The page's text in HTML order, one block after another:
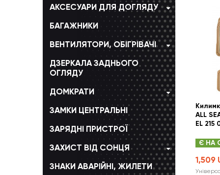
АКСЕСУАРИ ДЛЯ ДОГЛЯДУ
БАГАЖНИКИ
ВЕНТИЛЯТОРИ, ОБІГРІВАЧІ
ДЗЕРКАЛА ЗАДНЬОГО
ОГЛЯДУ
ДОМКРАТИ
ЗАМКИ ЦЕНТРАЛЬНІ
ЗАРЯДНІ ПРИСТРОЇ
ЗАХИСТ ВІД СОНЦЯ
ЗНАКИ АВАРІЙНІ, ЖИЛЕТИ
ALL
EL 215
Є НА
1,509